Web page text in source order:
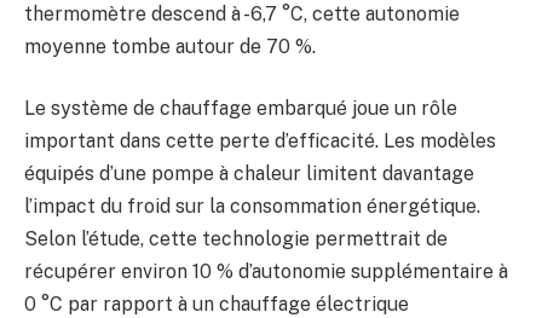
thermomètre descend à -6,7 °C, cette autonomie
moyenne tombe autour de 70 %.
Le système de chauffage embarqué joue un rôle
important dans cette perte d’efficacité. Les modèles
équipés d’une pompe à chaleur limitent davantage
l’impact du froid sur la consommation énergétique.
Selon l’étude, cette technologie permettrait de
récupérer environ 10 % d’autonomie supplémentaire à
0 °C par rapport à un chauffage électrique